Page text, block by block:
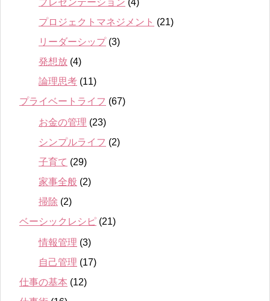
プロジェクトマネジメント (21)
リーダーシップ(3)
発想放 (4)
論理思考 (11)
プライベートライフ (67)
お金の管理 (23)
シンプルライフ (2)
子育て (29)
家事全般 (2)
掃除 (2)
ベーシックレシピ (21)
情報管理 (3)
自己管理 (17)
仕事の基本 (12)